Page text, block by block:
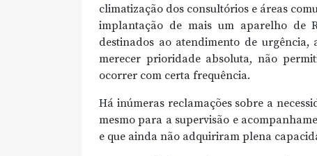
climatização dos consultórios e áreas
implantação de mais um aparelho de
destinados ao atendimento de
merecer prioridade absoluta, não
ocorrer com certa frequência.
Há inúmeras reclamações sobre a
mesmo para a supervisão e
e que ainda não adquiriram plena